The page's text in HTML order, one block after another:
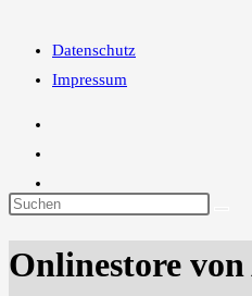
Datenschutz
Impressum
Diese
durchsuchen
Onlinestore